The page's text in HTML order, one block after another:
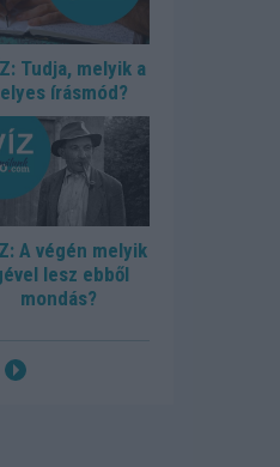
Tudja, melyik a
írásmód?
A végén melyik
lesz ebből
mondás?